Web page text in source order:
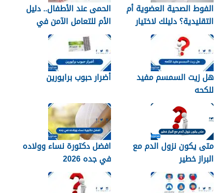
الفوط الصحية العضوية أم
التقليدية؟ دليلك لاختيار
النوع الأنسب لبشرتك
الحمى عند الأطفال.. دليل
الأم للتعامل الآمن في
المنزل
هل زيت السمسم مفيد
للكحه
أضرار حبوب برايورين
متى يكون نزول الدم مع
البراز خطير
افضل دكتورة نساء وولاده
في جده 2026